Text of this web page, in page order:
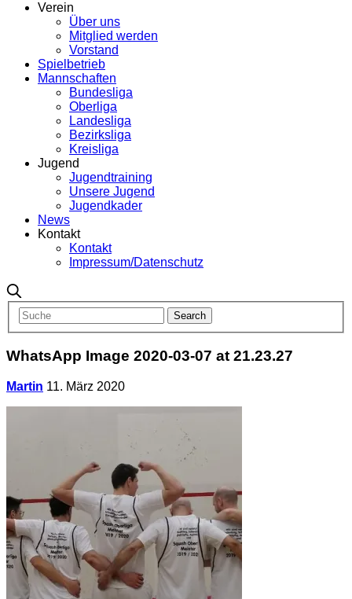
Verein
Über uns
Mitglied werden
Vorstand
Spielbetrieb
Mannschaften
Bundesliga
Oberliga
Landesliga
Bezirksliga
Kreisliga
Jugend
Jugendtraining
Unsere Jugend
Jugendkader
News
Kontakt
Kontakt
Impressum/Datenschutz
WhatsApp Image 2020-03-07 at 21.23.27
Martin 11. März 2020